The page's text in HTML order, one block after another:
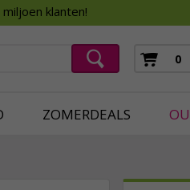
klanten!
0
ZOMERDEALS